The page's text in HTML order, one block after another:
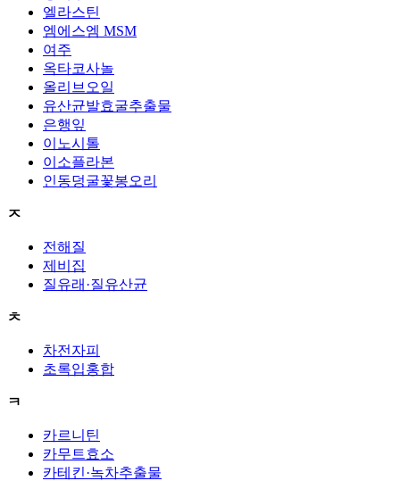
엘라스틴
엠에스엠 MSM
여주
옥타코사놀
올리브오일
유산균발효굴추출물
은행잎
이노시톨
이소플라본
인동덩굴꽃봉오리
ㅈ
전해질
제비집
질유래·질유산균
ㅊ
차전자피
초록입홍합
ㅋ
카르니틴
카무트효소
카테킨·녹차추출물